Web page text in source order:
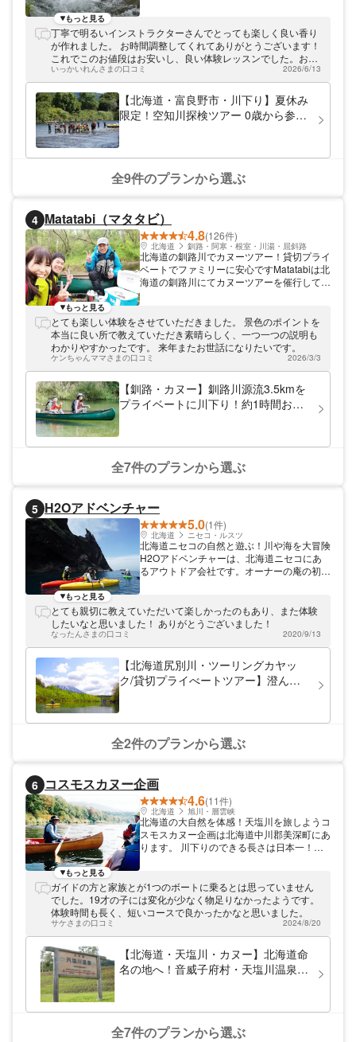
ましょう。ご希望の方はプライベートツアー
にすることも可能です。
もっと見る
丁寧で明るいインストラクターさんでとっても楽しく良い香り
が作れました。 お時間調整してくれてありがとうございます！
これでこのお値段はお安いし、良い体験レッスンでした。おす
すめです！
いっかいれんさまの口コミ 2026/6/13
【北海道・富良野市・川下り】夏休み
限定！空知川探検ツアー 0歳から参加
全9件のプランから選ぶ
4 Matatabi（マタタビ）
4.8(126件)
北海道 釧路・阿寒・根室・川湯・屈斜路
北海道の釧路川でカヌーツアー！貸切プライ
ベートでファミリーに安心ですMatatabiは北
海道の釧路川にてカヌーツアーを催行してい
カナディアンカヌーと3名～5名様乗りのツ
インカヌーを、人数やご希望に応じてご利用
いただけます。ガイドは歴10年のベテラ
ン。初心者の方も、お気軽にご参加ください
ね。
もっと見る
とても楽しい体験をさせていただきました。 景色のポイントを
本当に良い所で教えていただき素晴らしく、一つ一つの説明も
わかりやすかったです。 来年またお世話になりたいです。
ケンちゃんママさまの口コミ 2026/3/3
【釧路・カヌー】釧路川源流3.5kmを
プライベートに川下り！約1時間お気
全7件のプランから選ぶ
5 H2Oアドベンチャー
5.0(1件)
北海道 ニセコ・ルスツ
北海道ニセコの自然と遊ぶ！川や海を大冒険
H2Oアドベンチャーは、北海道ニセコにあ
るアウトドア会社です。オーナーの庵の初め
テーマにツアーを開催しています。 川、
湖、滝、海、さぁ、水の世界を冒険しましょ
もっと見る
とても親切に教えていただいて楽しかったのもあり、また体験
したいなと思いました！ ありがとうございました！
なったんさまの口コミ 2020/9/13
【北海道尻別川・ツーリングカヤッ
ク/貸切プライべートツアー】澄んだ
全2件のプランから選ぶ
6 コスモスカヌー企画
4.6(11件)
北海道 旭川・層雲峡
北海道の大自然を体感！天塩川を旅しようコ
スモスカヌー企画は北海道中川郡美深町にあ
ります。 川下りのできる長さは日本一！カ
産にも選ばれました。この川でアウトドア体
験を楽しみましょう。
もっと見る
ガイドの方と家族とが1つのボートに乗るとは思っていません
でした。19才の子には変化が少なく物足りなかったようです。
体験時間も長く、短いコースで良かったかなと思いました。
サケさまの口コミ 2024/8/20
【北海道・天塩川・カヌー】北海道命
名の地へ！音威子府村・天塩川温泉～
全7件のプランから選ぶ